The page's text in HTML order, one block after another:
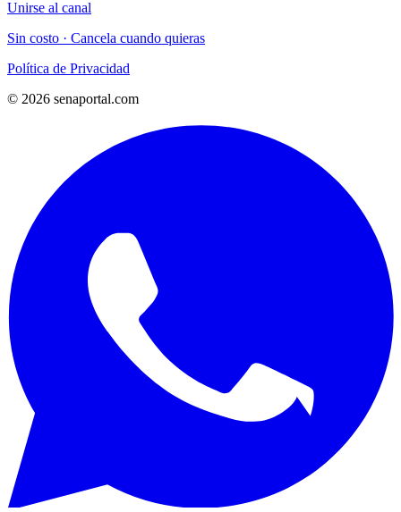
Unirse al canal
Sin costo · Cancela cuando quieras
Política de Privacidad
© 2026 senaportal.com